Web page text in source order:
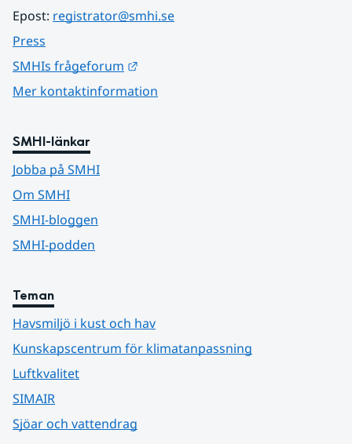
Epost: registrator@smhi.se
Press
SMHIs frågeforum
Mer kontaktinformation
SMHI-länkar
Jobba på SMHI
Om SMHI
SMHI-bloggen
SMHI-podden
Teman
Havsmiljö i kust och hav
Kunskapscentrum för klimatanpassning
Luftkvalitet
SIMAIR
Sjöar och vattendrag